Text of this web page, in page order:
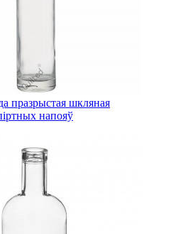
празрыстая шкляная
напояў